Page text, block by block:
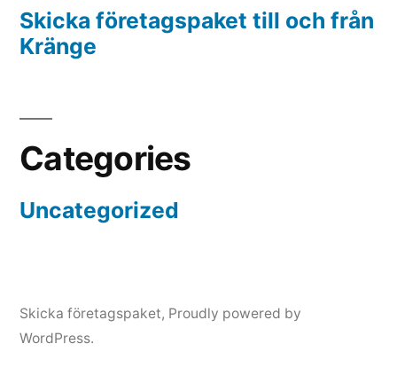
Skicka företagspaket till och från
Kränge
Categories
Uncategorized
Skicka företagspaket, Proudly powered by
WordPress.